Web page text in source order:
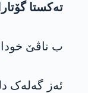
تەکستا
ب ناڤێ
ئەز گەلەک